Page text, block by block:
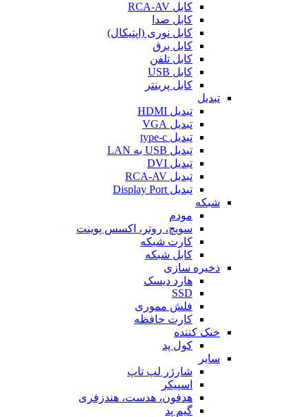
کابل RCA-AV
کابل صدا
کابل نوری (اپتیکال)
کابل برق
کابل تلفن
کابل USB
کابل پرینتر
تبدیل
تبدیل HDMI
تبدیل VGA
تبدیل type-c
تبدیل USB به LAN
تبدیل DVI
تبدیل RCA-AV
تبدیل Display Port
شبکه
مودم
سویچ، روتر، اکسس پوینت
کارت شبکه
کابل شبکه
ذخیره سازی
هارد دیسک
SSD
فلش مموری
کارت حافظه
خنک کننده
کول پد
سایر
شارژر لپ تاپ
اسپیکر
هدفون، هدست، هندزفری
گیم پد